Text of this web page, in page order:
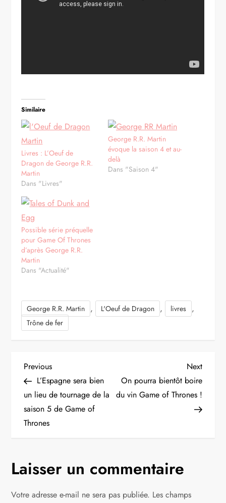
Similaire
Livres : L’Oeuf de
Dragon de George R.R.
Martin
Dans "Livres"
George R.R. Martin
évoque la saison 4 et au-
delà
Dans "Saison 4"
Possible série préquelle
pour Game Of Thrones
d’après George R.R.
Martin
Dans "Actualité"
George R.R. Martin , L'Oeuf de Dragon , livres ,
Trône de fer
N
a
v
g
a
Previous
Post
Previous
L’Espagne sera bien
un lieu de tournage de la
saison 5 de Game of
Thrones
Next
Post
Next
On pourra bientôt boire
du vin Game of Thrones !
Laisser un commentaire
Votre adresse e-mail ne sera pas publiée. Les champs